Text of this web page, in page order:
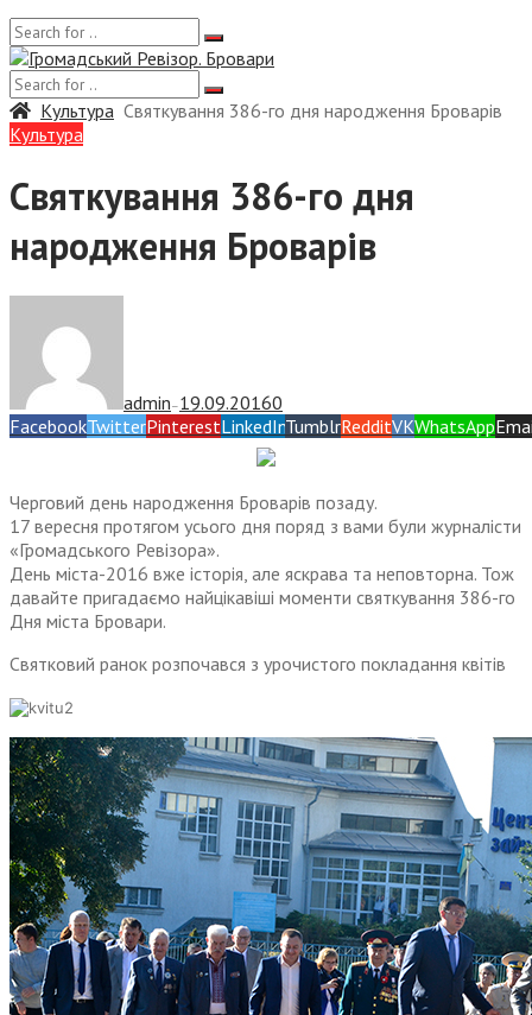
Культура Святкування 386-го дня народження Броварів
Культура
Святкування 386-го дня
народження Броварів
admin — 19.09.20160
FacebookTwitterPinterestLinkedInTumblrRedditVKWhatsApp
Черговий день народження Броварів позаду.
17 вересня протягом усього дня поряд з вами були журналісти
«Громадського Ревізора».
День міста-2016 вже історія, але яскрава та неповторна. Тож
давайте пригадаємо найцікавіші моменти святкування 386-го
Дня міста Бровари.
Святковий ранок розпочався з урочистого покладання квітів